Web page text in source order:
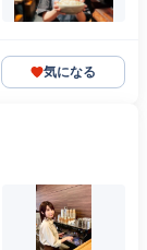
気になる